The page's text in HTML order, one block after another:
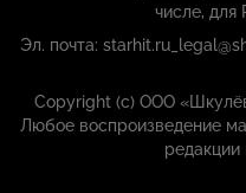
числе, для
Эл. почта:
Copyright (с) ООО
Любое воспроизведение
редакции